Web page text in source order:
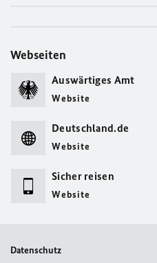
Webseiten
Auswärtiges Amt
Website
Deutschland.de
Website
Sicher reisen
Website
Datenschutz